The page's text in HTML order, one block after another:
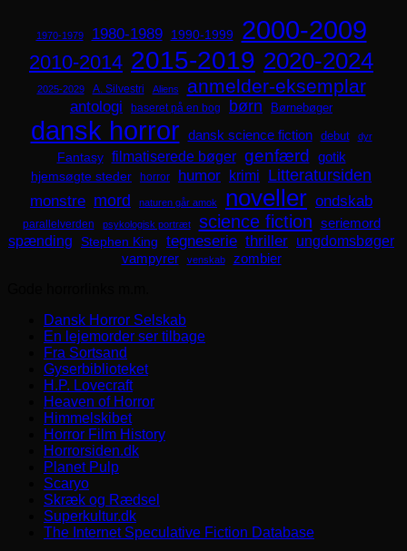
1970-1979 1980-1989 1990-1999 2000-2009
2010-2014 2015-2019 2020-2024
2025-2029 A. Silvestri Aliens anmelder-eksemplar
antologi baseret på en bog børn Børnebøger
dansk horror dansk science fiction debut dyr
Fantasy filmatiserede bøger genfærd
gotik
hjemsøgte steder
horror humor krimi Litteratursiden
monstre mord naturen går amok noveller ondskab
parallelverden psykologisk portræt science fiction seriemord
spænding Stephen King tegneserie thriller ungdomsbøger
vampyrer venskab
zombier
Dansk Horror Selskab
En lejemorder ser tilbage
Fra Sortsand
Gyserbiblioteket
H.P. Lovecraft
Heaven of Horror
Himmelskibet
Horror Film History
Horrorsiden.dk
Planet Pulp
Scaryo
Skræk og Rædsel
Superkultur.dk
The Internet Speculative Fiction Database